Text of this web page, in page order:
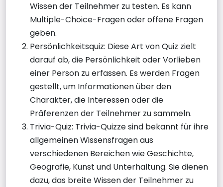
Wissen der Teilnehmer zu testen. Es kann
Multiple-Choice-Fragen oder offene Fragen
geben.
Persönlichkeitsquiz: Diese Art von Quiz zielt
darauf ab, die Persönlichkeit oder Vorlieben
einer Person zu erfassen. Es werden Fragen
gestellt, um Informationen über den
Charakter, die Interessen oder die
Präferenzen der Teilnehmer zu sammeln.
Trivia-Quiz: Trivia-Quizze sind bekannt für ihre
allgemeinen Wissensfragen aus
verschiedenen Bereichen wie Geschichte,
Geografie, Kunst und Unterhaltung. Sie dienen
dazu, das breite Wissen der Teilnehmer zu